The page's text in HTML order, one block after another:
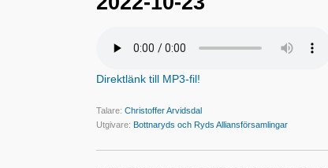
Direktlänk till MP3-fil!
Talare: Christoffer Arvidsdal
Utgivare: Bottnaryds och Ryds Alliansförsamlingar